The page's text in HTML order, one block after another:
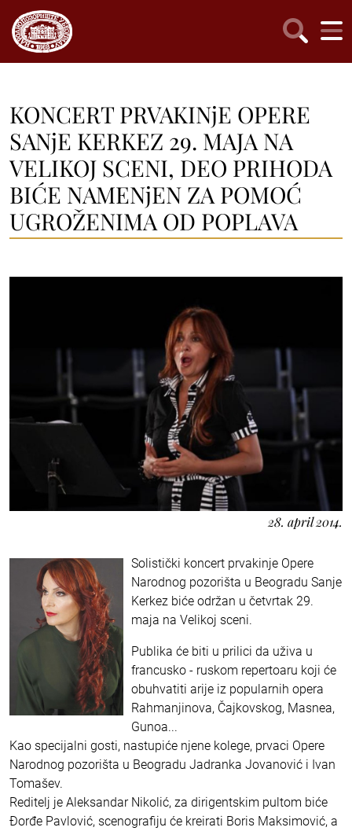
KONCERT PRVAKINjE OPERE
SANjE KERKEZ 29. MAJA NA
VELIKOJ SCENI, DEO PRIHODA
BIĆE NAMENjEN ZA POMOĆ
UGROŽENIMA OD POPLAVA
28. april 2014.
Solistički koncert prvakinje Opere
Narodnog pozorišta u Beogradu Sanje
Kerkez biće održan u četvrtak 29.
maja na Velikoj sceni.
Publika će biti u prilici da uživa u
francusko - ruskom repertoaru koji će
obuhvatiti arije iz popularnih opera
Rahmanjinova, Čajkovskog, Masnea,
Gunoa...
Kao specijalni gosti, nastupiće njene kolege, prvaci Opere
Narodnog pozorišta u Beogradu Jadranka Jovanović i Ivan
Tomašev.
Reditelj je Aleksandar Nikolić, za dirigentskim pultom biće
Đorđe Pavlović, scenografiju će kreirati Boris Maksimović, a